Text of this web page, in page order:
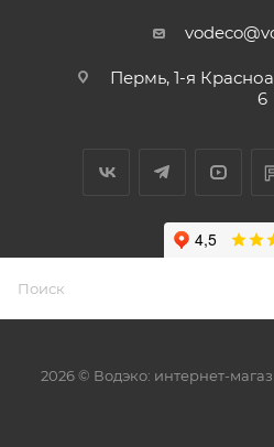
Пермь, 1-я
6
2026 © Водэко: интернет-